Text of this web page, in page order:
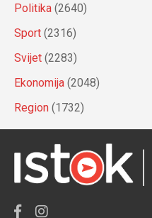
Politika (2640)
Sport (2316)
Svijet (2283)
Ekonomija (2048)
Region (1732)